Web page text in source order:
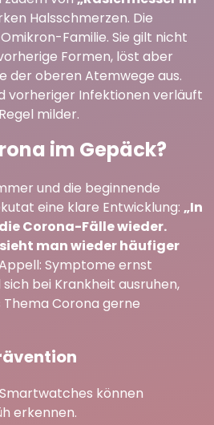
Halsschmerzen. Die
Familie. Sie gilt nicht
Formen, löst aber
der oberen Atemwege aus.
vorheriger Infektionen verläuft
milder.
im Gepäck?
und die beginnende
eine klare Entwicklung: „In
Corona-Fälle wieder.
man wieder häufiger
Symptome ernst
bei Krankheit ausruhen,
Corona gerne
können
erkennen.